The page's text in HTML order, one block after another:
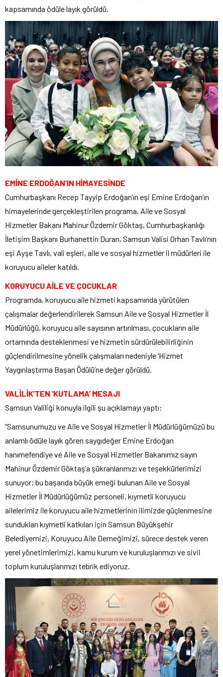
kapsamında ödüle layık görüldü.
EMİNE ERDOĞAN’IN HİMAYESİNDE
Cumhurbaşkanı Recep Tayyip Erdoğan’ın eşi Emine Erdoğan’ın
himayelerinde gerçekleştirilen programa, Aile ve Sosyal
Hizmetler Bakanı Mahinur Özdemir Göktaş, Cumhurbaşkanlığı
İletişim Başkanı Burhanettin Duran, Samsun Valisi Orhan Tavlı’nın
eşi Ayşe Tavlı, vali eşleri, aile ve sosyal hizmetler il müdürleri ile
koruyucu aileler katıldı.
KORUYUCU AİLE VE ÇOCUKLAR
Programda, koruyucu aile hizmeti kapsamında yürütülen
çalışmalar değerlendirilerek Samsun Aile ve Sosyal Hizmetler İl
Müdürlüğü, koruyucu aile sayısının artırılması, çocukların aile
ortamında desteklenmesi ve hizmetin sürdürülebilirliğinin
güçlendirilmesine yönelik çalışmaları nedeniyle ‘Hizmet
Yaygınlaştırma Başarı Ödülü’ne değer görüldü.
VALİLİK’TEN ‘KUTLAMA’ MESAJI
Samsun Valiliği konuyla ilgili şu açıklamayı yaptı:
“Samsunumuzu ve Aile ve Sosyal Hizmetler İl Müdürlüğümüzü bu
anlamlı ödüle layık gören saygıdeğer Emine Erdoğan
hanımefendiye ve Aile ve Sosyal Hizmetler Bakanımız sayın
Mahinur Özdemir Göktaş’a şükranlarımızı ve teşekkürlerimizi
sunuyor; bu başarıda büyük emeği bulunan Aile ve Sosyal
Hizmetler İl Müdürlüğümüz personeli, kıymetli koruyucu
ailelerimiz ile koruyucu aile hizmetlerinin ilimizde güçlenmesine
sundukları kıymetli katkıları için Samsun Büyükşehir
Belediyemizi, Koruyucu Aile Derneğimizi, sürece destek veren
yerel yönetimlerimizi, kamu kurum ve kuruluşlarımızı ve sivil
toplum kuruluşlarımızı tebrik ediyoruz.